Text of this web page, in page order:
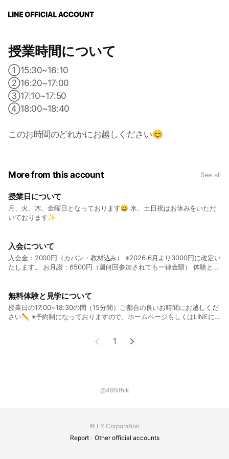
授業時間について
①15:30~16:10
②16:20~17:00
③17:10~17:50
④18:00~18:40
このお時間のどれかにお越しください😊
More from this account See all
授業日について
月、火、木、金曜日となっております😀 水、土日祝はお休みをいただ
いております✨
入会について
入会金：2000円（カバン・教材込み） ※2026.6月より3000円に改定い
たします。 お月謝：6500円（週何回参加されても一律金額） 体験と見
無料体験と見学について
授業日の17:00~18:30の間（15分間）ご都合の良いお時間にお越しくだ
さい✏ ※予約制になっておりますので、ホームページもしくはLINEに
1
@495ifhik
© LY Corporation
Report
Other official accounts